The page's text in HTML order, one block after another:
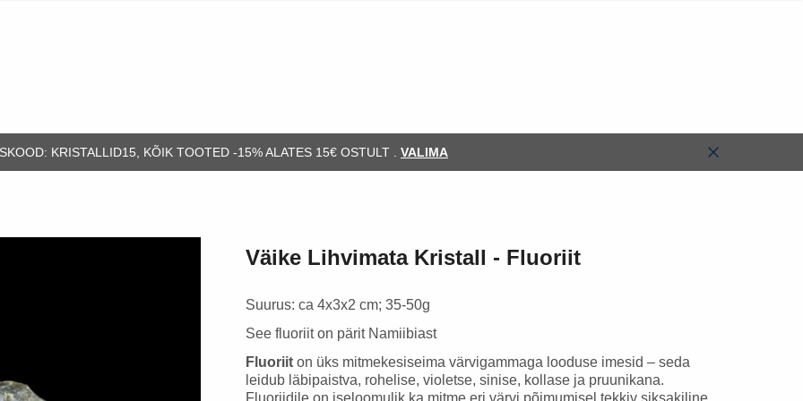
Käevõrud
lambid
Kristallipuud
Kristallide hooldamine
Kristallide ajajoon
Kristallimandalad
Loomade sümboolika
Ehete hooldus
KRISTALLID15, KÕIK TOOTED -15% ALATES 15€ OSTULT . VALIMA
Väike Lihvimata Kristall - Fluoriit
Suurus: ca 4x3x2 cm; 35-50g
See fluoriit on pärit Namiibiast
Fluoriit on üks mitmekesiseima värvigammaga looduse imesid – seda
leidub läbipaistva, rohelise, violetse, sinise, kollase ja pruunikana.